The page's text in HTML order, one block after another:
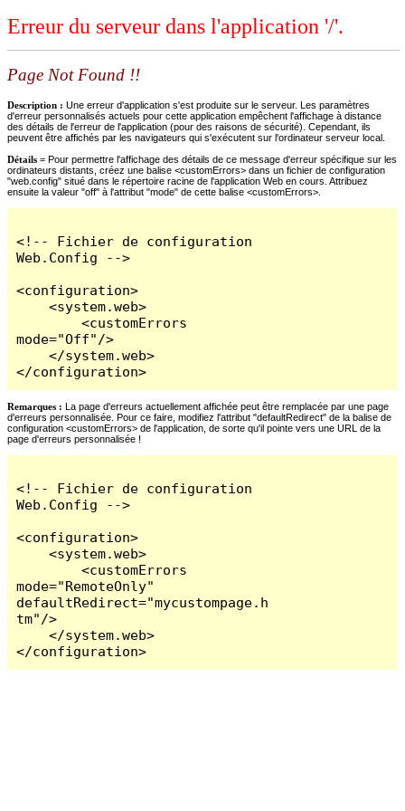
Erreur du serveur dans l'application '/'.
Page Not Found !!
Description : Une erreur d'application s'est produite sur le serveur. Les paramètres
d'erreur personnalisés actuels pour cette application empêchent l'affichage à distance
des détails de l'erreur de l'application (pour des raisons de sécurité). Cependant, ils
peuvent être affichés par les navigateurs qui s'exécutent sur l'ordinateur serveur local.
Détails = Pour permettre l'affichage des détails de ce message d'erreur spécifique sur les
ordinateurs distants, créez une balise <customErrors> dans un fichier de configuration
"web.config" situé dans le répertoire racine de l'application Web en cours. Attribuez
ensuite la valeur "off" à l'attribut "mode" de cette balise <customErrors>.
<!-- Fichier de configuration
Web.Config -->
<configuration>
    <system.web>
        <customErrors
mode="Off"/>
    </system.web>
</configuration>
Remarques : La page d'erreurs actuellement affichée peut être remplacée par une page
d'erreurs personnalisée. Pour ce faire, modifiez l'attribut "defaultRedirect" de la balise de
configuration <customErrors> de l'application, de sorte qu'il pointe vers une URL de la
page d'erreurs personnalisée !
<!-- Fichier de configuration
Web.Config -->
<configuration>
    <system.web>
        <customErrors
mode="RemoteOnly"
defaultRedirect="mycustompage.h
tm"/>
    </system.web>
</configuration>